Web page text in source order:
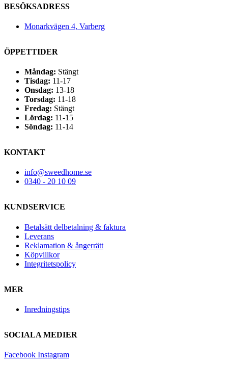
BESÖKSADRESS
Monarkvägen 4, Varberg
ÖPPETTIDER
Måndag: Stängt
Tisdag: 11-17
Onsdag: 13-18
Torsdag: 11-18
Fredag: Stängt
Lördag: 11-15
Söndag: 11-14
KONTAKT
info@sweedhome.se
0340 - 20 10 09
KUNDSERVICE
Betalsätt delbetalning & faktura
Leverans
Reklamation & ångerrätt
Köpvillkor
Integritetspolicy
MER
Inredningstips
SOCIALA MEDIER
Facebook Instagram